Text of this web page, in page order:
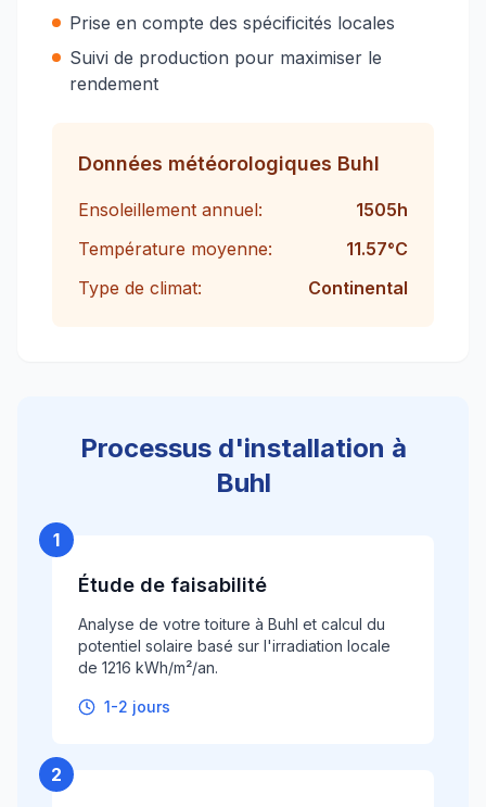
Prise en compte des spécificités locales
Suivi de production pour maximiser le
rendement
Données météorologiques Buhl
Ensoleillement annuel: 1505h
Température moyenne:
11.57°C
Type de climat:
Continental
Processus d'installation à
Buhl
1
Étude de faisabilité
Analyse de votre toiture à Buhl et calcul du
potentiel solaire basé sur l'irradiation locale
de 1216 kWh/m²/an.
1-2 jours
2